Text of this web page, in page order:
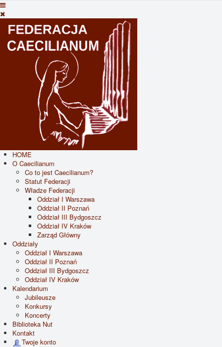
HOME
O Caecilianum
Co to jest Caecilianum?
Statut Federacji
Władze Federacji
Oddział I Warszawa
Oddział II Poznań
Oddział III Bydgoszcz
Oddział IV Kraków
Zarząd Główny
Oddziały
Oddział I Warszawa
Oddział II Poznań
Oddział III Bydgoszcz
Oddział IV Kraków
Kalendarium
Jubileusze
Konkursy
Koncerty
Biblioteka Nut
Kontakt
Twoje konto